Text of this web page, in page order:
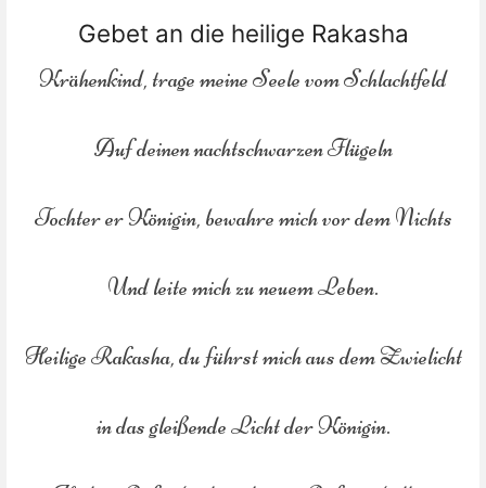
Gebet an die heilige Rakasha
Krähenkind, trage meine Seele vom Schlachtfeld
Auf deinen nachtschwarzen Flügeln
Tochter er Königin, bewahre mich vor dem Nichts
Und leite mich zu neuem Leben.
Heilige Rakasha, du führst mich aus dem Zwielicht
in das gleißende Licht der Königin.